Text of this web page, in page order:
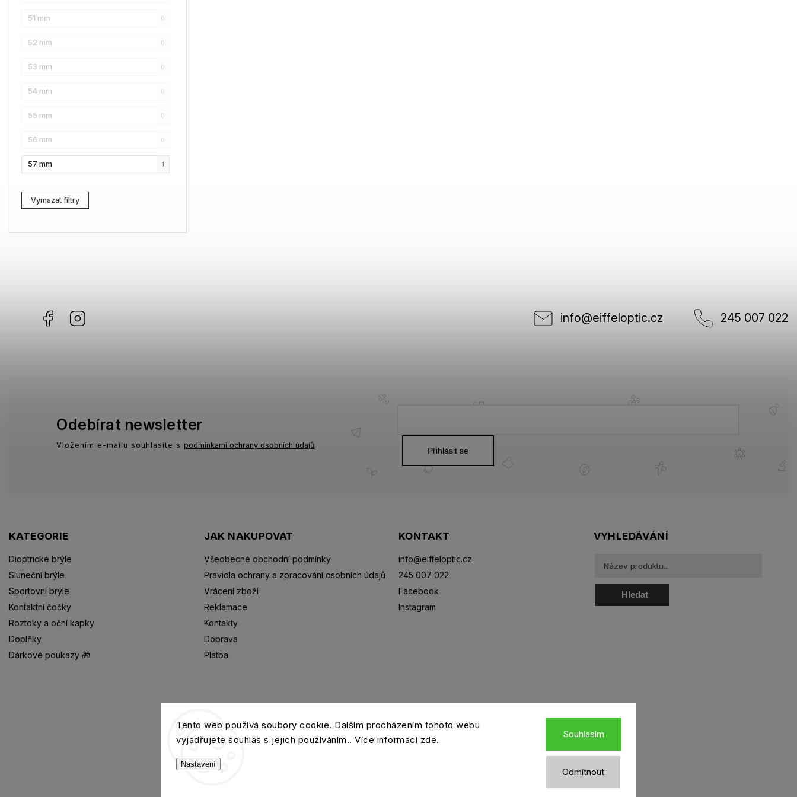
Tento web používá soubory cookie. Dalším procházením tohoto webu
vyjadřujete souhlas s jejich používáním.. Více informací zde.
Nastavení
Odmítnout
Souhlasím
Karl Lagerfeld 2
Love Moschino 8
Pierre Cardin 3
Fossil 1
Web 2
Lacoste 1
Kenzo 0
Carrera
Moschino
51 mm 0
52 mm 0
53 mm 0
54 mm 0
55 mm 0
56 mm 0
57 mm 1
Vymazat filtry
Facebook info@eiffeloptic.cz 245 007 022
KATEGORIE
Dioptrické brýle
Sluneční brýle
Sportovní brýle
Kontaktní čočky
Roztoky a oční kapky
Doplňky
Dárkové poukazy 🎁
JAK NAKUPOVAT
Všeobecné obchodní podmínky
Pravidla ochrany a zpracování osobních údajů
Vrácení zboží
Reklamace
Kontakty
Doprava
Platba
KONTAKT
info@eiffeloptic.cz
245 007 022
Facebook
Instagram
Odebírat newsletter
Vložením e-mailu souhlasíte s podmínkami ochrany osobních údajů
Přihlásit se
VYHLEDÁVÁNÍ
Hledat